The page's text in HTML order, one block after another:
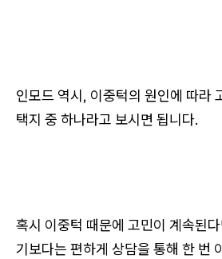
인모드 역시, 이중턱의 원인에 따라
택지 중 하나라고 보시면 됩니다.
혹시 이중턱 때문에 고민이 계속된
기보다는 편하게 상담을 통해 한 번